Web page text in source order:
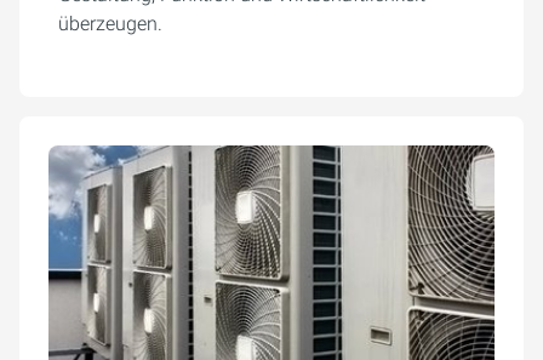
überzeugen.